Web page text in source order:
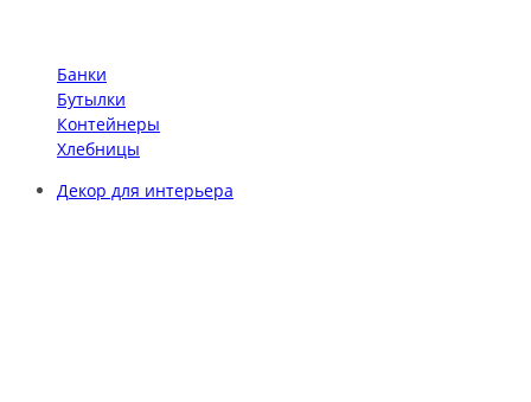
Банки
Бутылки
Контейнеры
Хлебницы
Декор для интерьера